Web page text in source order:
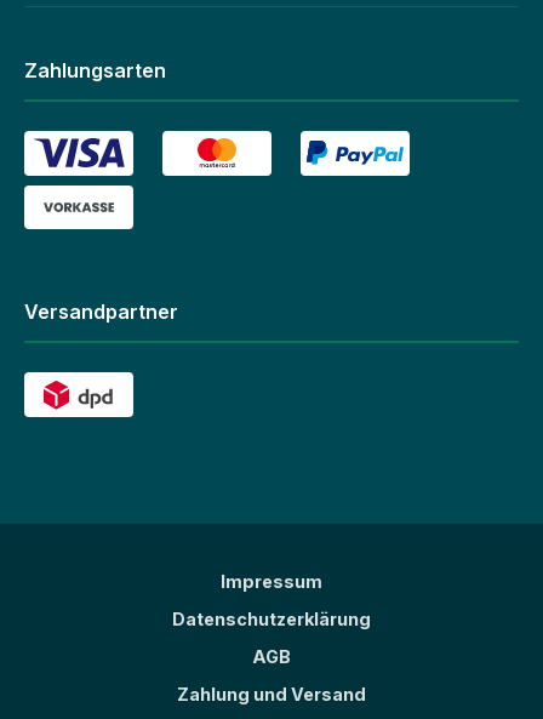
Zahlungsarten
Versandpartner
Impressum
Datenschutzerklärung
AGB
Zahlung und Versand